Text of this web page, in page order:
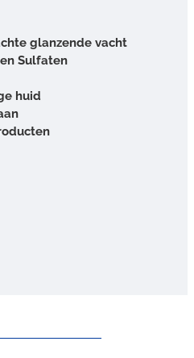
glanzende vacht
Sulfaten
huid